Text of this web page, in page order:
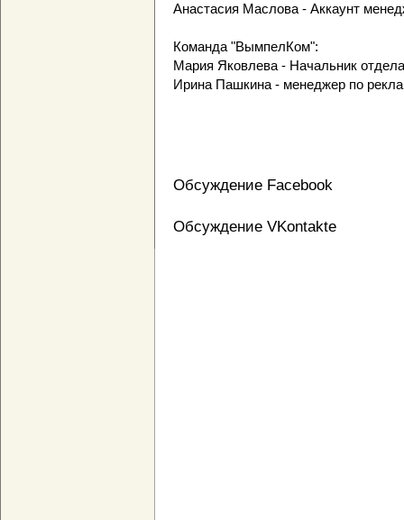
Анастасия Маслова - Аккаунт
Команда "ВымпелКом":
Мария Яковлева - Начальник
Ирина Пашкина - менеджер по
Обсуждение Facebook
Обсуждение VKontakte